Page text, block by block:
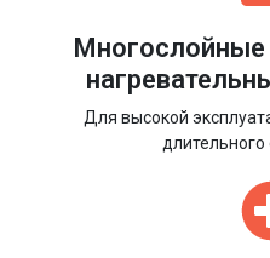
Многослойные
Для высокой